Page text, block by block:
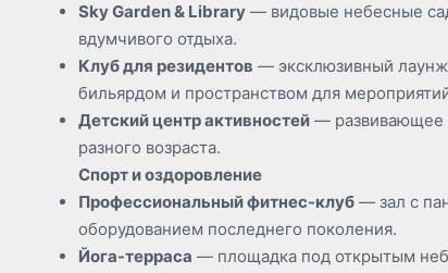
Sky Garden & Library — видовые небесные
вдумчивого отдыха.
Клуб для резидентов — эксклюзивный
бильярдом и пространством для
Детский центр активностей — развивающее
разного возраста.
Спорт и оздоровление
Профессиональный фитнес-клуб — зал с
оборудованием последнего поколения.
Йога-терраса — площадка под открытым